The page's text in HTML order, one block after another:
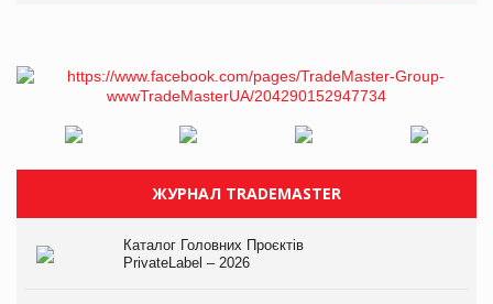
ЖУРНАЛ TRADEMASTER
Каталог Головних Проєктів
PrivateLabel – 2026